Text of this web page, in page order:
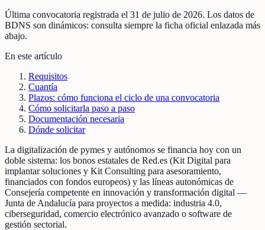
Última convocatoria registrada el 31 de julio de 2026. Los datos de
BDNS son dinámicos: consulta siempre la ficha oficial enlazada más
abajo.
En este artículo
Requisitos
Cuantía
Plazos: cómo funciona el ciclo de una convocatoria
Cómo solicitarla paso a paso
Documentación necesaria
Dónde solicitar
La digitalización de pymes y autónomos se financia hoy con un
doble sistema: los bonos estatales de Red.es (Kit Digital para
implantar soluciones y Kit Consulting para asesoramiento,
financiados con fondos europeos) y las líneas autonómicas de
Consejería competente en innovación y transformación digital —
Junta de Andalucía para proyectos a medida: industria 4.0,
ciberseguridad, comercio electrónico avanzado o software de
gestión sectorial.